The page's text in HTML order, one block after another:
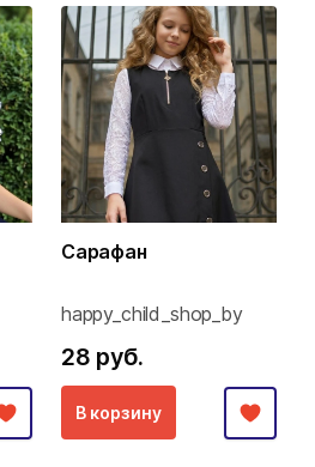
Сарафан
happy_child_shop_by
28 руб.
В корзину